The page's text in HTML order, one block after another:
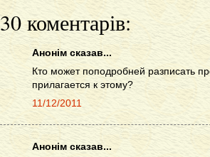
30 коментарів:
Анонім сказав...
Кто может поподробней разписать
прилагается к этому?
11/12/2011
Анонім сказав...